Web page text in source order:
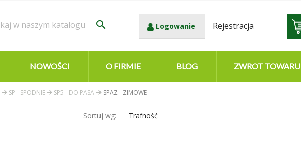
search Logowanie Rejestracja
NOWOŚCI O FIRMIE BLOG ZWROT TOWARU
SP - SPODNIE SP5 - DO PASA SPAZ - ZIMOWE
Sortuj wg: Trafność